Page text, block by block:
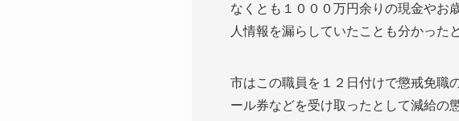
なくとも１０００万円余りの現金やお
人情報を漏らしていたことも分かった
市はこの職員を１２日付けで懲戒免職
ール券などを受け取ったとして減給の